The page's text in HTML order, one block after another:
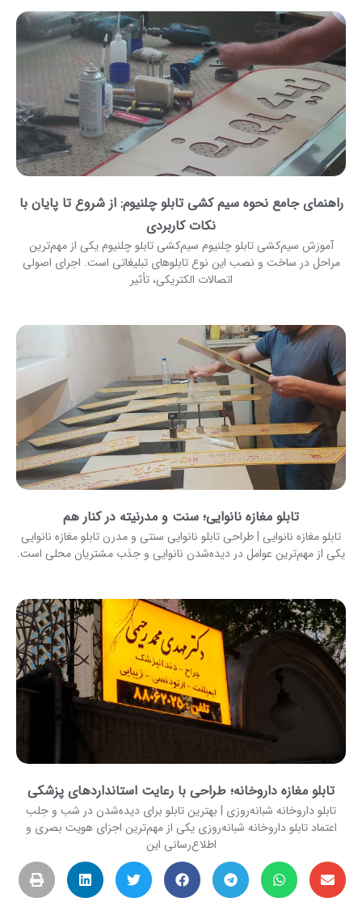
راهنمای جامع نحوه سیم کشی تابلو چلنیوم: از شروع تا پایان با
نکات کاربردی
آموزش سیم‌کشی تابلو چلنیوم سیم‌کشی تابلو چلنیوم یکی از مهم‌ترین
مراحل در ساخت و نصب این نوع تابلوهای تبلیغاتی است. اجرای اصولی
اتصالات الکتریکی، تأثیر
تابلو مغازه نانوایی؛ سنت و مدرنیته در کنار هم
تابلو مغازه نانوایی | طراحی تابلو نانوایی سنتی و مدرن تابلو مغازه نانوایی
یکی از مهم‌ترین عوامل در دیده‌شدن نانوایی و جذب مشتریان محلی است.
تابلو مغازه داروخانه؛ طراحی با رعایت استانداردهای پزشکی
تابلو داروخانه شبانه‌روزی | بهترین تابلو برای دیده‌شدن در شب و جلب
اعتماد تابلو داروخانه شبانه‌روزی یکی از مهم‌ترین اجزای هویت بصری و
اطلاع‌رسانی این